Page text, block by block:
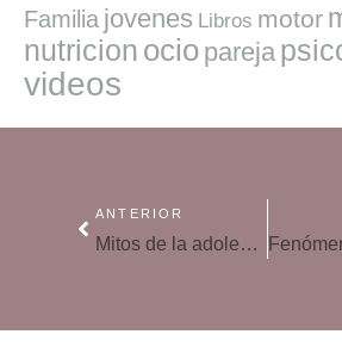
Familia jovenes Libros motor
nutricion ocio pareja
videos
ANTERIOR
Mitos de la adolescencia sin evidencia científica